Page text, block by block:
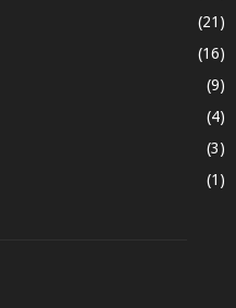
(21)
(16)
(9)
(4)
(3)
(1)